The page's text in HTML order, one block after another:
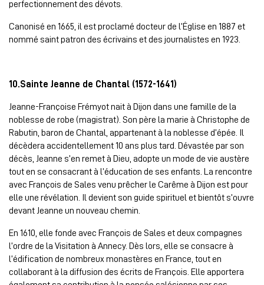
perfectionnement des dévots.
Canonisé en 1665, il est proclamé docteur de l’Église en 1887 et
nommé saint patron des écrivains et des journalistes en 1923.
10.Sainte Jeanne de Chantal (1572-1641)
Jeanne-Françoise Frémyot nait à Dijon dans une famille de la
noblesse de robe (magistrat). Son père la marie à Christophe de
Rabutin, baron de Chantal, appartenant à la noblesse d’épée. Il
décèdera accidentellement 10 ans plus tard. Dévastée par son
décès, Jeanne s’en remet à Dieu, adopte un mode de vie austère
tout en se consacrant à l’éducation de ses enfants. La rencontre
avec François de Sales venu prêcher le Carême à Dijon est pour
elle une révélation. Il devient son guide spirituel et bientôt s’ouvre
devant Jeanne un nouveau chemin.
En 1610, elle fonde avec François de Sales et deux compagnes
l’ordre de la Visitation à Annecy. Dès lors, elle se consacre à
l’édification de nombreux monastères en France, tout en
collaborant à la diffusion des écrits de François. Elle apportera